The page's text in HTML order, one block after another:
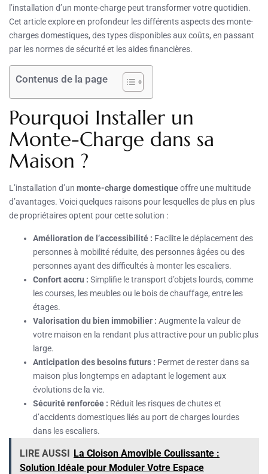
l’installation d’un monte-charge peut transformer votre quotidien.
Cet article explore en profondeur les différents aspects des monte-
charges domestiques, des types disponibles aux coûts, en passant
par les normes de sécurité et les aides financières.
Contenus de la page
Pourquoi Installer un
Monte-Charge dans sa
Maison ?
L’installation d’un monte-charge domestiqueoffre une multitude
d’avantages. Voici quelques raisons pour lesquelles de plus en plus
de propriétaires optent pour cette solution :
Amélioration de l’accessibilité : Facilite le déplacement des
personnes à mobilité réduite, des personnes âgées ou des
personnes ayant des difficultés à monter les escaliers.
Confort accru : Simplifie le transport d’objets lourds, comme
les courses, les meubles ou le bois de chauffage, entre les
étages.
Valorisation du bien immobilier : Augmente la valeur de
votre maison en la rendant plus attractive pour un public plus
large.
Anticipation des besoins futurs : Permet de rester dans sa
maison plus longtemps en adaptant le logement aux
évolutions de la vie.
Sécurité renforcée : Réduit les risques de chutes et
d’accidents domestiques liés au port de charges lourdes
dans les escaliers.
LIRE AUSSI La Cloison Amovible Coulissante :
Solution Idéale pour Moduler Votre Espace